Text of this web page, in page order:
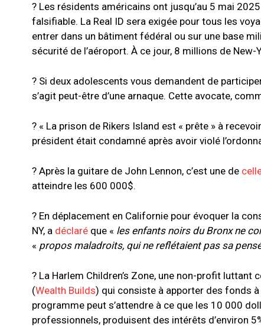
? Les résidents américains ont jusqu’au 5 mai
falsifiable. La Real ID sera exigée pour tous les
entrer dans un bâtiment fédéral ou sur une base
sécurité de l’aéroport. À ce jour, 8 millions de
? Si deux adolescents vous demandent de
s’agit peut-être d’une arnaque. Cette avocate,
? « La prison de Rikers Island est « prête » à
président était condamné après avoir violé
? Après la guitare de John Lennon, c’est une de
atteindre les 600 000$.
? En déplacement en Californie pour évoquer la
NY, a déclaré que « les enfants noirs du Bronx ne
« propos maladroits, qui ne reflétaient pas sa
? La Harlem Children’s Zone, une non-profit
(Wealth Builds) qui consiste à apporter des fonds
programme peut s’attendre à ce que les 10 000
professionnels, produisent des intérêts d’environ